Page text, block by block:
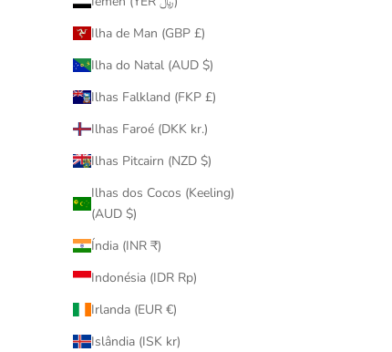
Ilha de Man (GBP £)
Ilha do Natal (AUD $)
Ilhas Falkland (FKP £)
Ilhas Faroé (DKK kr.)
Ilhas Pitcairn (NZD $)
Ilhas dos Cocos (Keeling)
(AUD $)
Índia (INR ₹)
Indonésia (IDR Rp)
Irlanda (EUR €)
Islândia (ISK kr)
MEDICOM
400％ BE@RBRICK 招き猫 着ぐるみ 黒
促銷價
$1,280.00
已售完